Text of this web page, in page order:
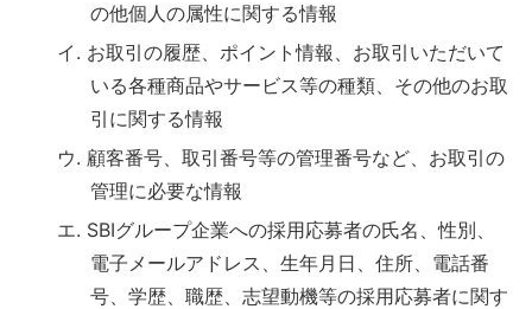
の他個人の属性に関する情報
イ. お取引の履歴、ポイント情報、お取引いただいて
いる各種商品やサービス等の種類、その他のお取
引に関する情報
ウ. 顧客番号、取引番号等の管理番号など、お取引の
管理に必要な情報
エ. SBIグループ企業への採用応募者の氏名、性別、
電子メールアドレス、生年月日、住所、電話番
号、学歴、職歴、志望動機等の採用応募者に関す